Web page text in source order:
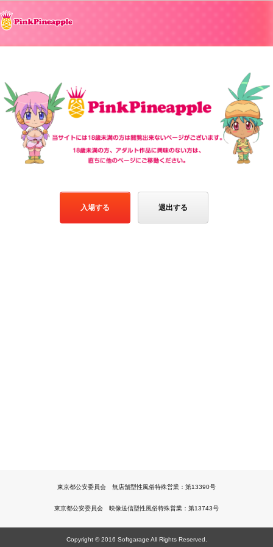
入場する 退出する
東京都公安委員会 無店舗型性風俗特殊営業：第13390号
東京都公安委員会 映像送信型性風俗特殊営業：第13743号
Copyright © 2016 Softgarage All Rights Reserved.